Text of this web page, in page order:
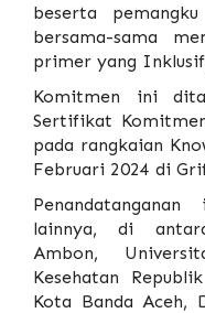
beserta
bersama-sama
primer yang
Komitmen ini
Sertifikat
pada rangkaian
Februari 2024 di
lainnya, di
Ambon,
Kesehatan
Kota Banda Aceh,